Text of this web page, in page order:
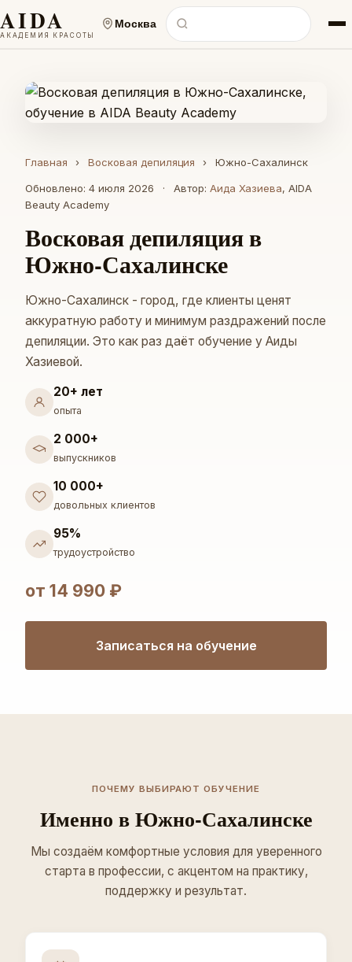
AIDA
АКАДЕМИЯ КРАСОТЫ
Москва
Главная › Восковая депиляция › Южно-Сахалинск
Обновлено: 4 июля 2026 · Автор:Аида Хазиева, AIDA
Beauty Academy
Восковая депиляция в
Южно-Сахалинске
Южно-Сахалинск - город, где клиенты ценят
аккуратную работу и минимум раздражений после
депиляции. Это как раз даёт обучение у Аиды
Хазиевой.
20+ лет
опыта
2 000+
выпускников
10 000+
довольных клиентов
95%
трудоустройство
от 14 990 ₽
Записаться на обучение
ПОЧЕМУ ВЫБИРАЮТ ОБУЧЕНИЕ
Именно в Южно-Сахалинске
Мы создаём комфортные условия для уверенного
старта в профессии, с акцентом на практику,
поддержку и результат.